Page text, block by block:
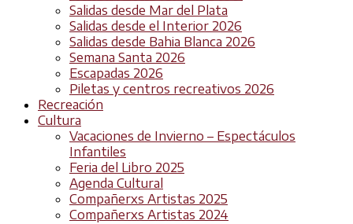
Salidas desde Mar del Plata
Salidas desde el Interior 2026
Salidas desde Bahia Blanca 2026
Semana Santa 2026
Escapadas 2026
Piletas y centros recreativos 2026
Recreación
Cultura
Vacaciones de Invierno – Espectáculos
Infantiles
Feria del Libro 2025
Agenda Cultural
Compañerxs Artistas 2025
Compañerxs Artistas 2024